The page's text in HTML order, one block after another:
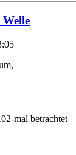
mal betrachtet